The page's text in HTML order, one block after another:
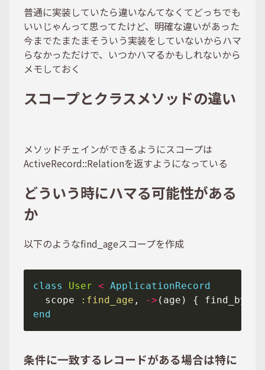
普通に実装していたら違いなんてなくてどっちでも
いいじゃんって思ってたけど、明確な違いがあった
今までたまたまそういう実装をしていないからハマ
らなかっただけで、いつかハマるかもしれないから
メモしておく
スコープとクラスメソッドの違い
メソッドチェインができるようにスコープは
ActiveRecord::Relationを返すようになっている
どういう時にハマる可能性がある
か
以下のようなfind_ageスコープを作成
class User < ApplicationRecord
  scope
:find_age , -> (age) { find_by(
end
条件に一致するレコードがある場合は特に